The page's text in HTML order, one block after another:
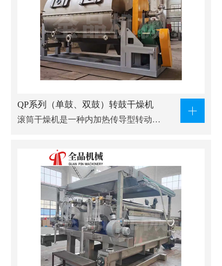
QP系列（单鼓、双鼓）转鼓干燥机
滚筒干燥机是一种内加热传导型转动…